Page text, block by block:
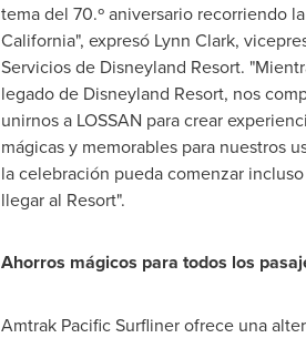
tema del 70.º aniversario recorriendo
California", expresó Lynn Clark,
Servicios de Disneyland Resort.
legado de Disneyland Resort, nos
unirnos a LOSSAN para crear
mágicas y memorables para nuestros
la celebración pueda comenzar
llegar al Resort".
Ahorros mágicos para todos los
Amtrak Pacific Surfliner ofrece una